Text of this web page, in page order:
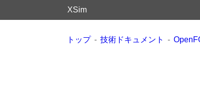
XSim
トップ 技術ドキュメント